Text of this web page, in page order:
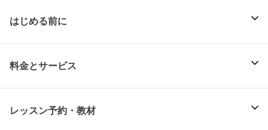
はじめる前に
料金とサービス
レッスン予約・教材